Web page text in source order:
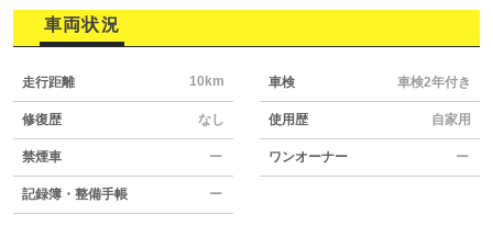
車両状況
走行距離 10km 車検 車検2年付き
修復歴 なし 使用歴 自家用
禁煙車 ー ワンオーナー ー
記録簿・整備手帳 ー